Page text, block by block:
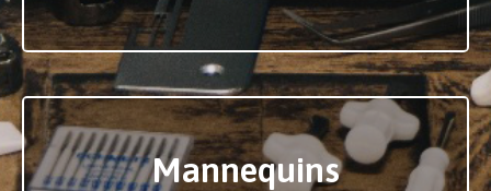
Mannequins